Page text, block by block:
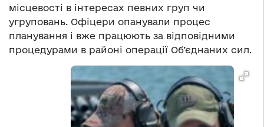
місцевості в інтересах певних груп чи
угруповань. Офіцери опанували процес
планування і вже працюють за відповідними
процедурами в районі операції Об’єднаних сил.